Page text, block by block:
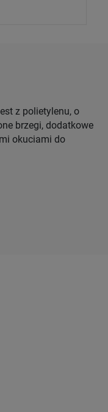
z polietylenu, o
brzegi, dodatkowe
okuciami do